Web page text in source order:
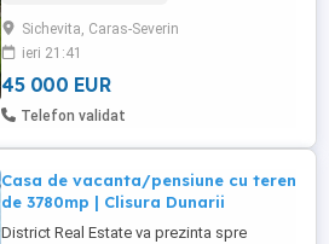
,mansarda și scara interioara , în
continuarea primei clădiri. Teren total de
322 mp și o gradina lângă rău, ...
Sichevita, Caras-Severin
ieri 21:41
45 000 EUR
Telefon validat
Casa de vacanta/pensiune cu teren
de 3780mp | Clisura Dunarii
District Real Estate va prezinta spre